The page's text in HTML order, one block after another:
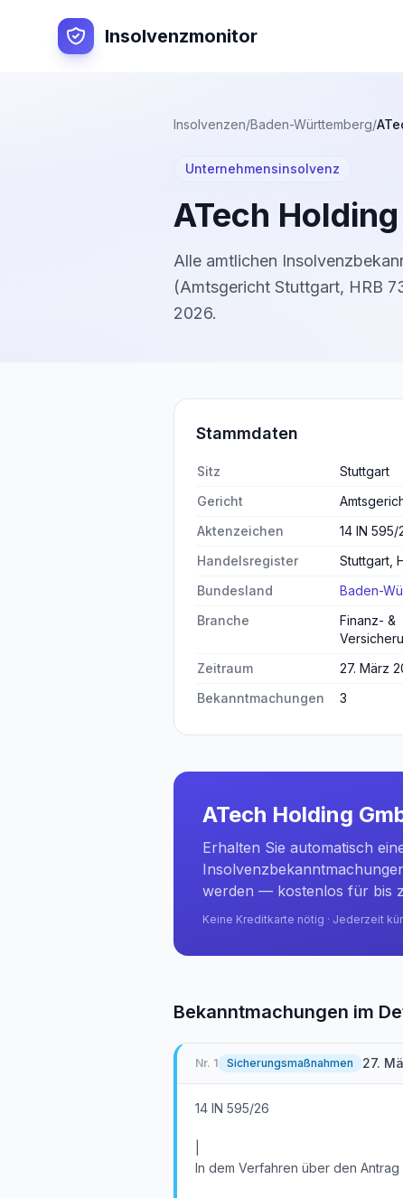
Insolvenzmonitor
Insolvenzen/Baden-Württemberg/
Unternehmensinsolvenz
ATech
Alle amtlichen
(Amtsgericht Stuttgart, HRB
2026.
Stammdaten
Sitz
Stuttgart
Gericht
Aktenzeichen
14 IN 595/
Handelsregister
Stuttgart,
Bundesland
Baden-
Branche
Finanz- &
Zeitraum
27. März
Bekanntmachungen
3
ATech Holding
Erhalten Sie automatisch
werden — kostenlos für bis
Keine Kreditkarte nötig · Jederzeit
Bekanntmachungen im
Nr. 1 Sicherungsmaßnahmen 27.
14 IN 595/26
In dem Verfahren über den Antrag